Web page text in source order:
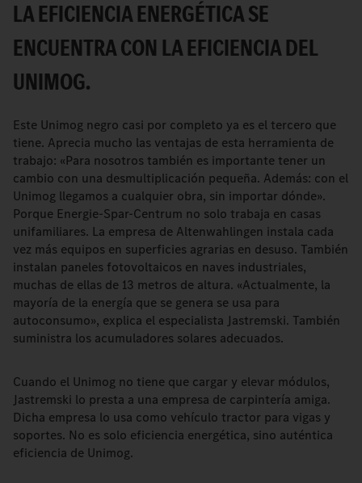
LA EFICIENCIA ENERGÉTICA SE
ENCUENTRA CON LA EFICIENCIA DEL
UNIMOG.
Este Unimog negro casi por completo ya es el tercero que
tiene. Aprecia mucho las ventajas de esta herramienta de
trabajo: «Para nosotros también es importante tener un
cambio con una desmultiplicación pequeña. Además: con el
Unimog llegamos a cualquier obra, sin importar dónde».
Porque Energie-Spar-Centrum no solo trabaja en casas
unifamiliares. La empresa de Altenwahlingen instala cada
vez más equipos en superficies agrarias en desuso. También
instalan paneles fotovoltaicos en naves industriales,
muchas de ellas de 13 metros de altura. «Actualmente, la
mayoría de la energía que se genera se usa para
autoconsumo», explica el especialista Jastremski. También
suministra los acumuladores solares adecuados.
Cuando el Unimog no tiene que cargar y elevar módulos,
Jastremski lo presta a una empresa de carpintería amiga.
Dicha empresa lo usa como vehículo tractor para vigas y
soportes. No es solo eficiencia energética, sino auténtica
eficiencia de Unimog.